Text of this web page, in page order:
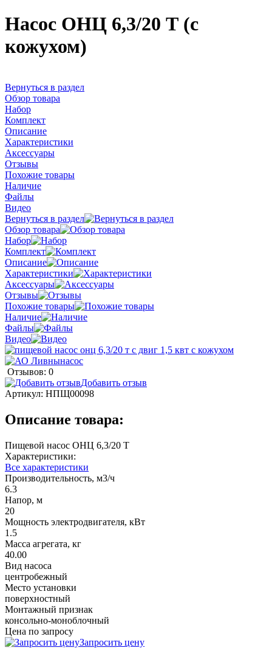
Насос ОНЦ 6,3/20 Т (с
кожухом)
Вернуться в раздел
Обзор товара
Набор
Комплект
Описание
Характеристики
Аксессуары
Отзывы
Похожие товары
Наличие
Файлы
Видео
Вернуться в раздел
Обзор товара
Набор
Комплект
Описание
Характеристики
Аксессуары
Отзывы
Похожие товары
Наличие
Файлы
Видео
Отзывов: 0
Добавить отзыв
Артикул: НПЩ00098
Описание товара:
Пищевой насос ОНЦ 6,3/20 Т
Характеристики:
Все характеристики
Производительность, м3/ч
6.3
Напор, м
20
Мощность электродвигателя, кВт
1.5
Масса агрегата, кг
40.00
Вид насоса
центробежный
Место установки
поверхностный
Монтажный признак
консольно-моноблочный
Цена по запросу
Запросить цену